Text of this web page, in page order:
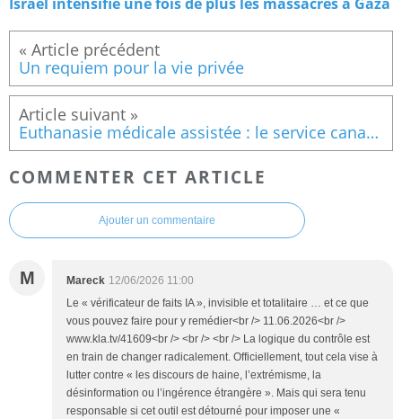
Un requiem pour la vie privée
Euthanasie médicale assistée : le service canadien d’euthanasie « au volant »
COMMENTER CET ARTICLE
Ajouter un commentaire
M Mareck 12/06/2026 11:00
Le « vérificateur de faits IA », invisible et totalitaire … et ce que
vous pouvez faire pour y remédier<br /> 11.06.2026<br />
www.kla.tv/41609<br /> <br /> <br /> La logique du contrôle est
en train de changer radicalement. Officiellement, tout cela vise à
lutter contre « les discours de haine, l’extrémisme, la
désinformation ou l’ingérence étrangère ». Mais qui sera tenu
responsable si cet outil est détourné pour imposer une «